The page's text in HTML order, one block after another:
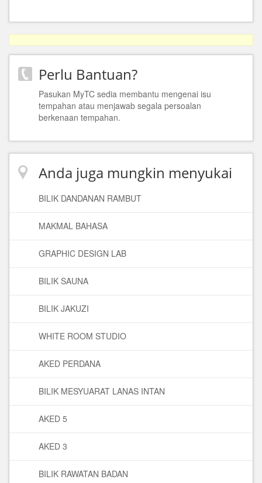
Perlu Bantuan?
Pasukan MyTC sedia membantu mengenai isu
tempahan atau menjawab segala persoalan
berkenaan tempahan.
Anda juga mungkin menyukai
BILIK DANDANAN RAMBUT
MAKMAL BAHASA
GRAPHIC DESIGN LAB
BILIK SAUNA
BILIK JAKUZI
WHITE ROOM STUDIO
AKED PERDANA
BILIK MESYUARAT LANAS INTAN
AKED 5
AKED 3
BILIK RAWATAN BADAN